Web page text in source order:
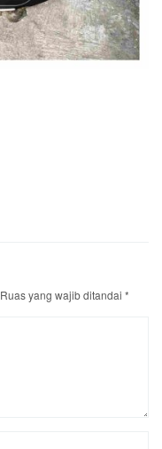
Ruas yang wajib ditandai *